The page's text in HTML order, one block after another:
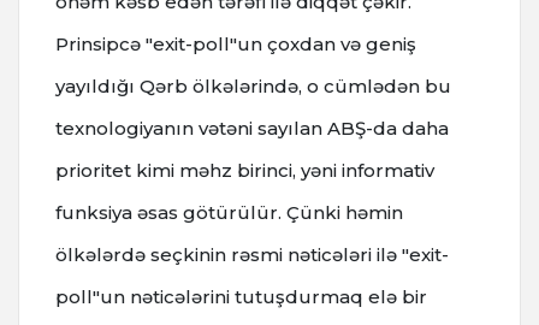
Prinsipcə "exit-poll"un çoxdan və geniş
yayıldığı Qərb ölkələrində, o cümlədən bu
texnologiyanın vətəni sayılan ABŞ-da daha
prioritet kimi məhz birinci, yəni informativ
funksiya əsas götürülür. Çünki həmin
ölkələrdə seçkinin rəsmi nəticələri ilə "exit-
poll"un nəticələrini tutuşdurmaq elə bir